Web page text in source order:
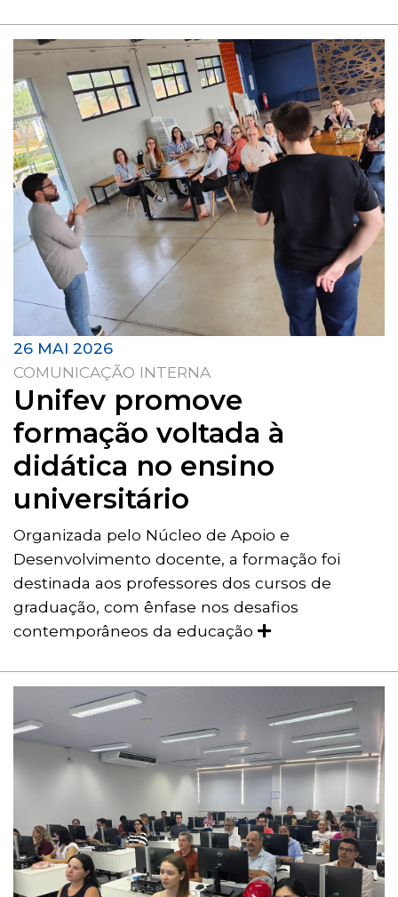
26 MAI 2026
COMUNICAÇÃO INTERNA
Unifev promove
formação voltada à
didática no ensino
universitário
Organizada pelo Núcleo de Apoio e
Desenvolvimento docente, a formação foi
destinada aos professores dos cursos de
graduação, com ênfase nos desafios
contemporâneos da educação